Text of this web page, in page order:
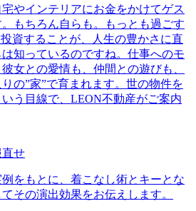
やインテリアにお金をかけてゲス
。もちろん自らも。もっとも過ごす
資することが、人生の豊かさに直
知っているのですね。仕事へのモ
女との愛情も、仲間との遊びも、
の”家”で育まれます。世の物件を
う目線で、LEON不動産がご案内
直せ
をもとに、着こなし術とキーとな
その演出効果をお伝えします。